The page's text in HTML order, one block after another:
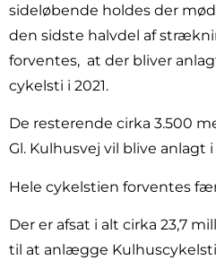
sideløbende holdes der
den sidste halvdel af
forventes, at der bliver
cykelsti i 2021.
De resterende cirka 3.500
Gl. Kulhusvej vil blive anlagt i
Hele cykelstien forventes
Der er afsat i alt cirka 23,7
til at anlægge